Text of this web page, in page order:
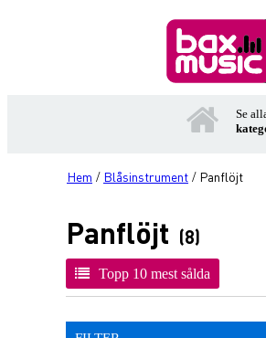
Se
Hem / Blåsinstrument / Panflöjt
Panflöjt (8)
Topp 10 mest sålda